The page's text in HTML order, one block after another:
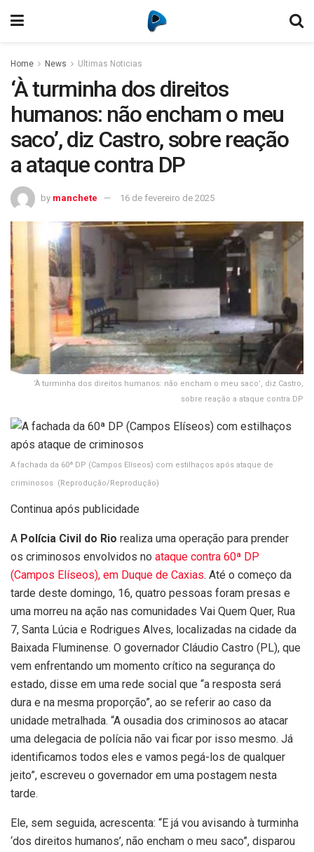
Home News Ultimas Noticias
‘À turminha dos direitos
humanos: não encham o meu
saco’, diz Castro, sobre reação
a ataque contra DP
by manchete 16 de fevereiro de 2025
‘À turminha dos direitos humanos: não encham o meu saco’, diz Castro,
sobre reação a ataque contra DP
A fachada da 60ª DP (Campos Elíseos) com estilhaços após ataque de
criminosos (Reprodução/Reprodução)
Continua após publicidade
A Polícia Civil do Rio realiza uma operação para prender
os criminosos envolvidos no ataque contra 60ª DP
(Campos Elíseos), em Duque de Caxias. Até o começo da
tarde deste domingo, 16, quatro pessoas foram presas e
uma morreu na ação nas comunidades Vai Quem Quer, Rua
7, Santa Lúcia e Rodrigues Alves, localizadas na cidade da
Baixada Fluminense. O governador Cláudio Castro (PL), que
vem enfrentando um momento crítico na segurança do
estado, disse em uma rede social que “a resposta será
dura e na mesma proporção”, ao se referir ao caso da
unidade metralhada. “A ousadia dos criminosos ao atacar
uma delegacia de polícia não vai ficar por isso mesmo. Já
identificamos todos eles e vamos pegá-los de qualquer
jeito”, escreveu o governador em uma postagem nesta
tarde.
Ele, sem seguida, acrescenta: “E já vou avisando à turminha
‘dos direitos humanos’, não encham o meu saco”, disparou